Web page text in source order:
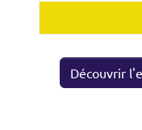
Découvrir